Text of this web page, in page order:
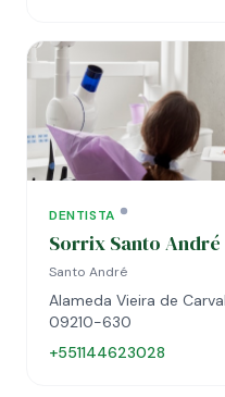
DENTISTA
Sorrix Santo André
Santo André
Alameda Vieira de
09210-630
+551144623028